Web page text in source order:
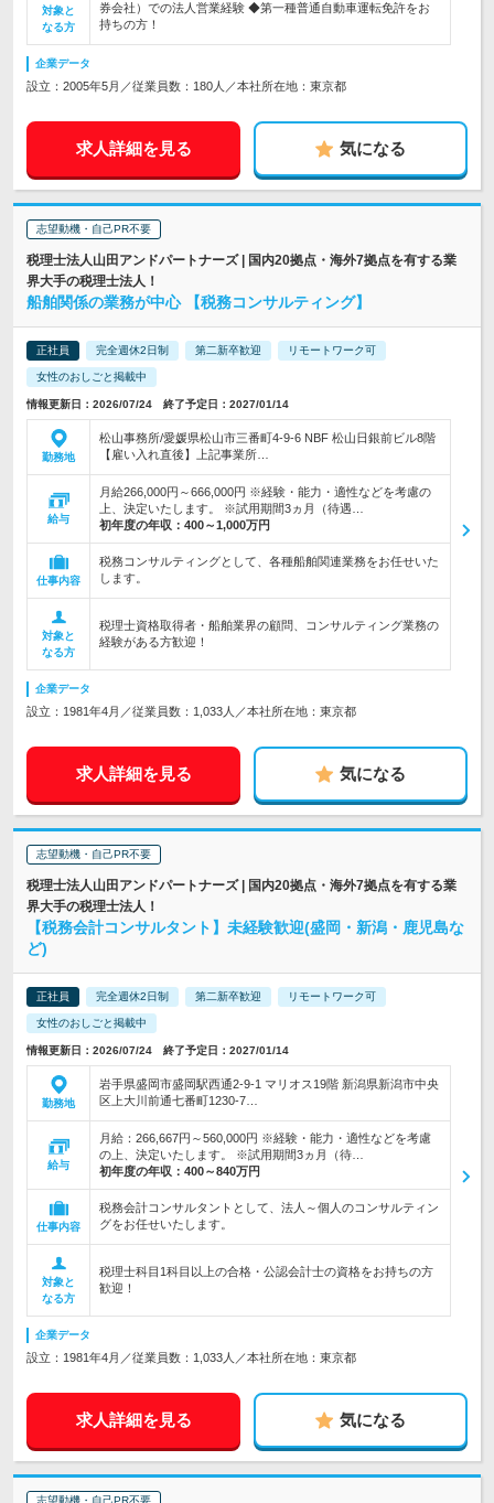
対象と
なる方
券会社）での法人営業経験 ◆第一種普通自動車運転免許をお
持ちの方！
企業データ
設立：2005年5月／従業員数：180人／本社所在地：東京都
求人詳細を見る 気になる
志望動機・自己PR不要
税理士法人山田アンドパートナーズ | 国内20拠点・海外7拠点を有する業
界大手の税理士法人！
船舶関係の業務が中心 【税務コンサルティング】
正社員 完全週休2日制 第二新卒歓迎 リモートワーク可
女性のおしごと掲載中
情報更新日：2026/07/24 終了予定日：2027/01/14
勤務地
松山事務所/愛媛県松山市三番町4-9-6 NBF 松山日銀前ビル8階
【雇い入れ直後】上記事業所…
給与
月給266,000円～666,000円 ※経験・能力・適性などを考慮の
上、決定いたします。 ※試用期間3ヵ月（待遇…
初年度の年収： 400～1,000万円
仕事内容
税務コンサルティングとして、各種船舶関連業務をお任せいた
します。
対象と
なる方
税理士資格取得者・船舶業界の顧問、コンサルティング業務の
経験がある方歓迎！
企業データ
設立：1981年4月／従業員数：1,033人／本社所在地：東京都
求人詳細を見る 気になる
志望動機・自己PR不要
税理士法人山田アンドパートナーズ | 国内20拠点・海外7拠点を有する業
界大手の税理士法人！
【税務会計コンサルタント】未経験歓迎(盛岡・新潟・鹿児島な
ど)
正社員 完全週休2日制 第二新卒歓迎 リモートワーク可
女性のおしごと掲載中
情報更新日：2026/07/24 終了予定日：2027/01/14
勤務地
岩手県盛岡市盛岡駅西通2-9-1 マリオス19階 新潟県新潟市中央
区上大川前通七番町1230-7…
給与
月給：266,667円～560,000円 ※経験・能力・適性などを考慮
の上、決定いたします。 ※試用期間3ヵ月（待…
初年度の年収： 400～840万円
仕事内容
税務会計コンサルタントとして、法人～個人のコンサルティン
グをお任せいたします。
対象と
なる方
税理士科目1科目以上の合格・公認会計士の資格をお持ちの方
歓迎！
企業データ
設立：1981年4月／従業員数：1,033人／本社所在地：東京都
求人詳細を見る 気になる
志望動機・自己PR不要